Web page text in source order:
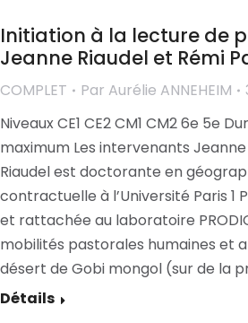
Initiation à la lecture de
Jeanne Riaudel et Rémi
COMPLET Par Aurélie ANNEHEIM
Niveaux CE1 CE2 CM1 CM2 6e 5e
maximum Les intervenants Jeanne
Riaudel est doctorante en
contractuelle à l’Université Paris 1
et rattachée au laboratoire
mobilités pastorales humaines et
désert de Gobi mongol (sur de la
Détails